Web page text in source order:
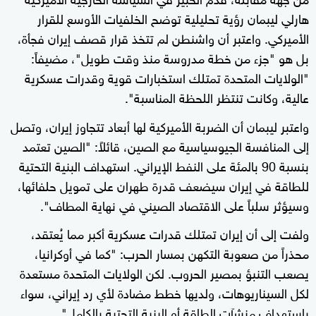
هارلي ليبمان رؤية تحليلية توضح الخلفيات الأوسع للقرار
الأميركي. واعتبر أن واشنطن لم تتخذ قرار قصف إيران فجأة،
بل هو "جزء من خطة مدروسة منذ وقت طويل"، مضيفاً:
"الولايات المتحدة تمتلك استخبارات قوية وقدرات عسكرية
عالية، وكانت تنتظر اللحظة المناسبة".
واعتبر ليبمان أن الضربة الأميركية لها أبعاد تتجاوز إيران، وتصل
إلى المنافسة الجيوسياسية مع الصين، قائلاً: "الصين تعتمد
بنسبة 90 بالمئة على النفط الإيراني. استهداف البنية التحتية
للطاقة في إيران سيضعف قدرة طهران على تمويل حلفائها،
وسيؤثر سلباً على الاقتصاد الصيني في نهاية المطاف".
ولفت إلى أن إيران تمتلك قدرات عسكرية أكبر مما يُعتقد،
محذراً من صعوبة التكهن بمسار الحرب: "كما في أوكرانيا،
يصعب التنبؤ بمصير الحروب. لكن الولايات المتحدة مستعدة
لكل السيناريوهات، ولديها خطط مضادة لأي رد إيراني، سواء